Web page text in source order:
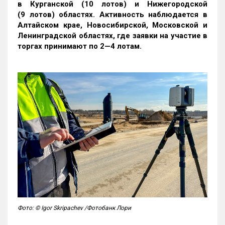
в Курганской (10 лотов) и Нижегородской
(9 лотов) областях. Активность наблюдается в
Алтайском крае, Новосибирской, Московской и
Ленинградской областях, где заявки на участие в
торгах принимают по 2—4 лотам.
Фото: © Igor Skripachev /Фотобанк Лори